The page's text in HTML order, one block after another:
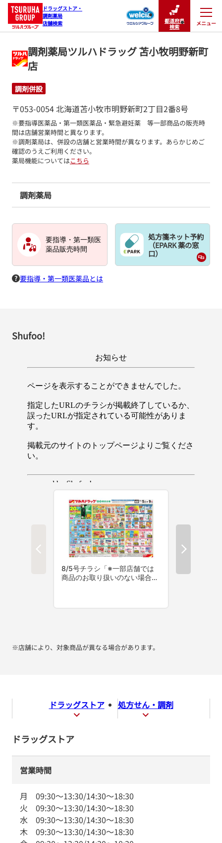
ドラッグストア・
調剤薬局
店舗検索
都道府県
検索
メニュー
閉じる
調剤薬局ツルハドラッグ 苫小牧明野新町
店
調剤併設
〒053-0054 北海道苫小牧市明野新町2丁目2番8号
※要指導医薬品・第一類医薬品・緊急避妊薬　等一部商品の販売時
間は店舗営業時間と異なります。
※調剤薬局は、併設の店舗と営業時間が異なります。あらかじめご
確認のうえご利用ください。
薬局機能についてはこちら
調剤薬局
要指導・第一類医
薬品販売時間
処方箋ネット予約
（EPARK 薬の窓
口）
要指導・第一類医薬品とは
Shufoo!
※店舗により、対象商品が異なる場合があります。
ドラッグストア 処方せん・調剤
ドラッグストア
営業時間
月 09:30～13:30/14:30～18:30
火 09:30～13:30/14:30～18:30
水 09:30～13:30/14:30～18:30
木 09:30～13:30/14:30～18:30